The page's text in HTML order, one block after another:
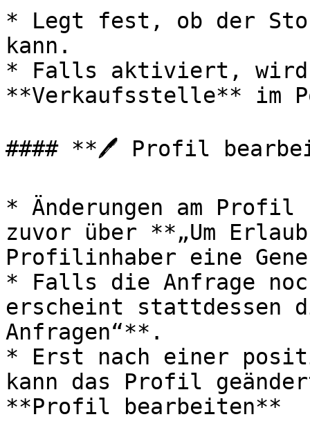
* Legt fest, ob der
kann.
* Falls aktiviert, wird
**Verkaufsstelle** im
#### **🖊️ Profil
* Änderungen am
zuvor über **„Um
Profilinhaber eine
* Falls die Anfrage
erscheint stattdessen
Anfragen“**.
* Erst nach einer
kann das Profil
**Profil bearbeiten**